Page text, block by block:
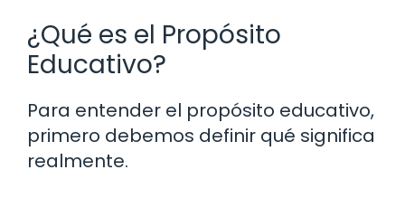
¿Qué es el Propósito
Educativo?
Para entender el propósito educativo,
primero debemos definir qué significa
realmente.